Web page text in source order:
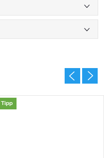
Tipp